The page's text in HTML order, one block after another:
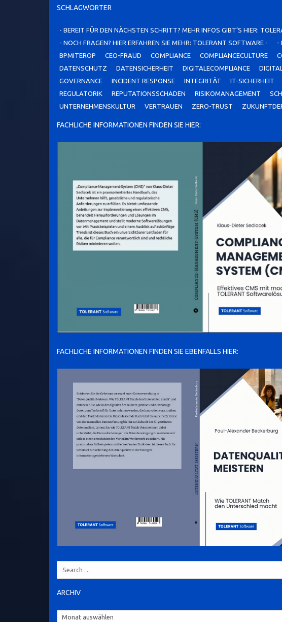
SCHLAGWÖRTER
- BEREIT FÜR DEN NÄCHSTEN SCHRITT? MEHR INFOS GIBT’S HIER:
- NOCH FRAGEN? HIER ERFAHREN SIE MEHR: TOLERANT SOFTWARE -
-
BPMITEROP
CEO-FRAUD COMPLIANCE COMPLIANCECULTURE
DATENSCHUTZ
DATENSICHERHEIT DIGITALECOMPLIANCE
GOVERNANCE
INCIDENT RESPONSE INTEGRITÄT IT-SICHERHEIT
REGULATORIK
REPUTATIONSSCHADEN RISIKOMANAGEMENT
UNTERNEHMENSKULTUR
VERTRAUEN ZERO-TRUST
FACHLICHE INFORMATIONEN FINDEN SIE HIER:
FACHLICHE INFORMATIONEN FINDEN SIE EBENFALLS HIER:
ARCHIV
Archiv